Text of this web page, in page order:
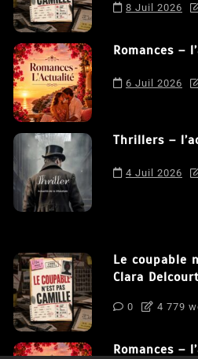
8 Juil 2026
Romances –
6 Juil 2026
Thrillers –
4 Juil 2026
Le coupable
Clara
0 4 779
Romances –